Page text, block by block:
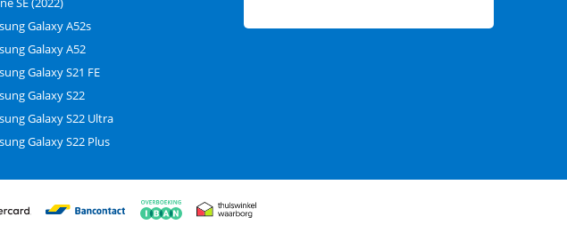
Galaxy A52s
Galaxy A52
Galaxy S21 FE
Galaxy S22
Galaxy S22 Ultra
Galaxy S22 Plus